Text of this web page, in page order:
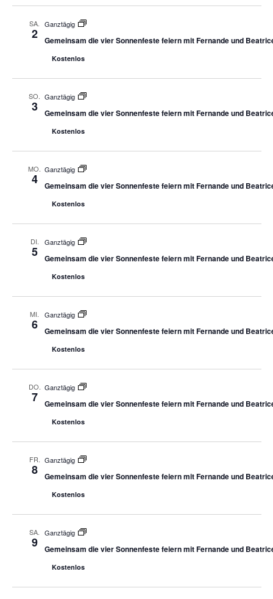
SA.
2
Ganztägig
Gemeinsam die vier Sonnenfeste feiern mit Fernande und
Kostenlos
SO.
3
Ganztägig
Gemeinsam die vier Sonnenfeste feiern mit Fernande und
Kostenlos
MO.
4
Ganztägig
Gemeinsam die vier Sonnenfeste feiern mit Fernande und
Kostenlos
DI.
5
Ganztägig
Gemeinsam die vier Sonnenfeste feiern mit Fernande und
Kostenlos
MI.
6
Ganztägig
Gemeinsam die vier Sonnenfeste feiern mit Fernande und
Kostenlos
DO.
7
Ganztägig
Gemeinsam die vier Sonnenfeste feiern mit Fernande und
Kostenlos
FR.
8
Ganztägig
Gemeinsam die vier Sonnenfeste feiern mit Fernande und
Kostenlos
SA.
9
Ganztägig
Gemeinsam die vier Sonnenfeste feiern mit Fernande und
Kostenlos